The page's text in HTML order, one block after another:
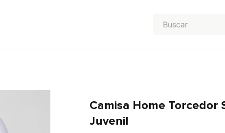
Camisa Home Torcedor
Juvenil